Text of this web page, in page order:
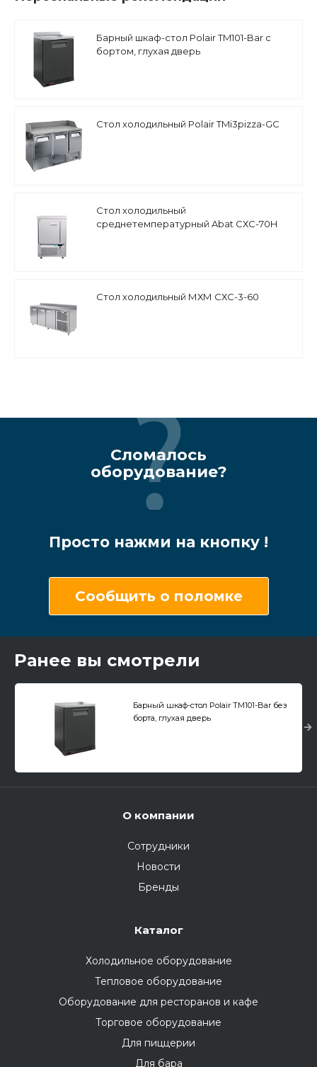
Барный шкаф-стол Polair TM101-Bar с
бортом, глухая дверь
Стол холодильный Polair TMi3pizza-GC
Стол холодильный
среднетемпературный Abat СХС-70Н
Стол холодильный МХМ СХС-3-60
Сломалось
оборудование?
Просто нажми на кнопку !
Сообщить о поломке
Ранее вы смотрели
Барный шкаф-стол Polair TM101-Bar без
борта, глухая дверь
О компании
Сотрудники
Новости
Бренды
Каталог
Холодильное оборудование
Тепловое оборудование
Оборудование для ресторанов и кафе
Торговое оборудование
Для пиццерии
Для бара